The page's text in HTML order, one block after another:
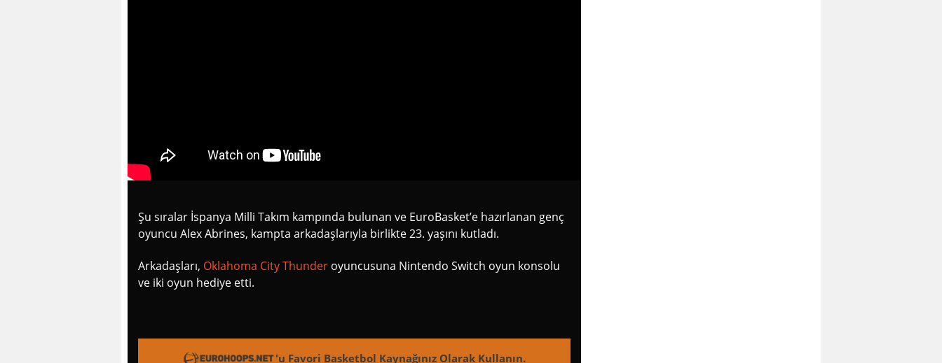
Şu sıralar İspanya Milli Takım kampında bulunan ve EuroBasket’e hazırlanan genç
oyuncu Alex Abrines, kampta arkadaşlarıyla birlikte 23. yaşını kutladı.
Arkadaşları, Oklahoma City Thunder oyuncusuna Nintendo Switch oyun konsolu
ve iki oyun hediye etti.
'u Favori Basketbol Kaynağınız Olarak Kullanın.